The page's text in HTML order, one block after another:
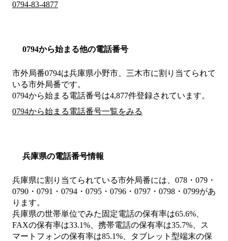
0794-83-4877
0794から始まる他の電話番号
市外局番0794は兵庫県小野市、三木市に割り当てられて
いる市外局番です。
0794から始まる電話番号は4,877件登録されています。
0794から始まる電話番号一覧をみる
兵庫県の電話番号情報
兵庫県に割り当てられている市外局番には、078・079・
0790・0791・0794・0795・0796・0797・0798・0799があ
ります。
兵庫県の世帯単位でみた固定電話の保有率は65.6%、
FAXの保有率は33.1%、携帯電話の保有率は35.7%、ス
マートフォンの保有率は85.1%、タブレット型端末の保